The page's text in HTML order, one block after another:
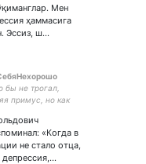
Мен
ҳаммасига
Эссиз, ш…
бы не трогал,
примус, но как
и душу и будущее…
«Когда в
не стало отца,
депрессия,…